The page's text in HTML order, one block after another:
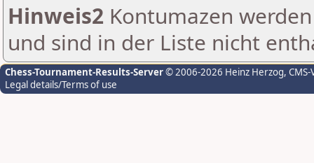
Hinweis2 Kontumazen
und sind in der Liste nicht
Chess-Tournament-Results-Server© 2006-2026 Heinz Herzog,
Legal details/Terms of use